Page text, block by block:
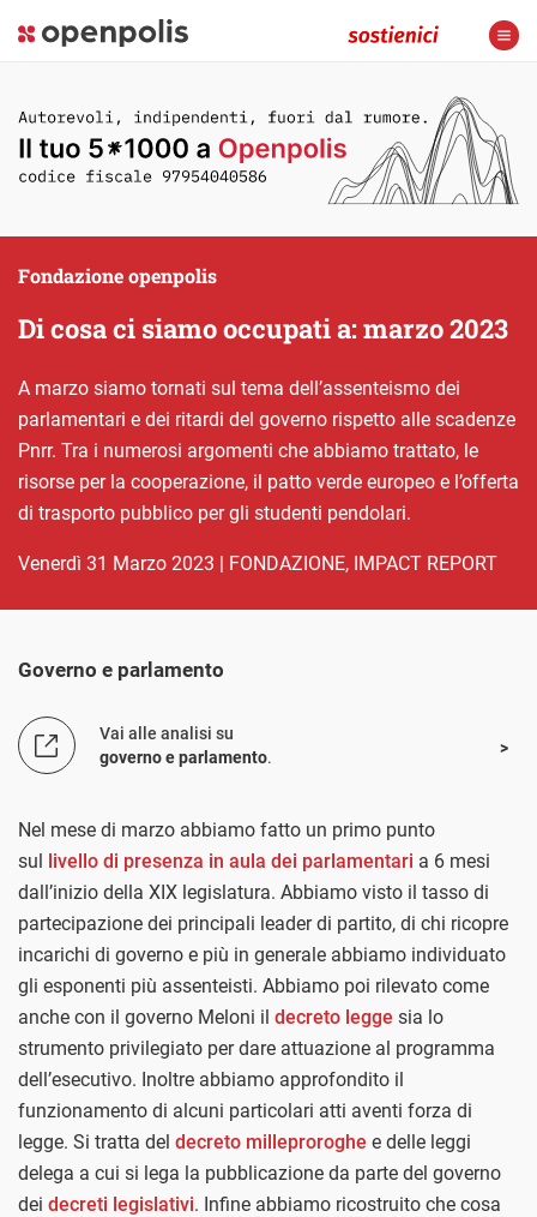
Di cosa ci siamo occupati a: marzo 2023
Fondazione openpolis
A marzo siamo tornati sul tema dell’assenteismo dei
parlamentari e dei ritardi del governo rispetto alle scadenze
Pnrr. Tra i numerosi argomenti che abbiamo trattato, le
risorse per la cooperazione, il patto verde europeo e l’offerta
di trasporto pubblico per gli studenti pendolari.
venerdì 31 Marzo 2023 | FONDAZIONE, IMPACT REPORT
Governo e parlamento
Vai alle analisi su
governo e parlamento.
Nel mese di marzo abbiamo fatto un primo punto
sul livello di presenza in aula dei parlamentari a 6 mesi
dall’inizio della XIX legislatura. Abbiamo visto il tasso di
partecipazione dei principali leader di partito, di chi ricopre
incarichi di governo e più in generale abbiamo individuato
gli esponenti più assenteisti. Abbiamo poi rilevato come
anche con il governo Meloni il decreto legge sia lo
strumento privilegiato per dare attuazione al programma
dell’esecutivo. Inoltre abbiamo approfondito il
funzionamento di alcuni particolari atti aventi forza di
legge. Si tratta del decreto milleproroghe e delle leggi
delega a cui si lega la pubblicazione da parte del governo
dei decreti legislativi. Infine abbiamo ricostruito che cosa